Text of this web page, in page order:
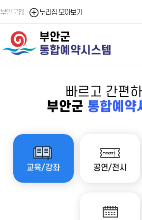
부안군청 누리집 모아보기
부안군
통합예약시스템
빠르고 간편하
부안군 통합예약
교육/강좌 공연/전시